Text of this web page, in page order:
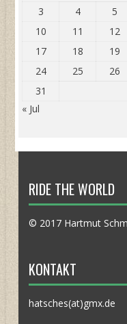
3
4 5
10
11 12
17
18 19
24
25 26
31
« Jul
RIDE THE WORLD
© 2017 Hartmut
KONTAKT
hatsches(at)gmx.de